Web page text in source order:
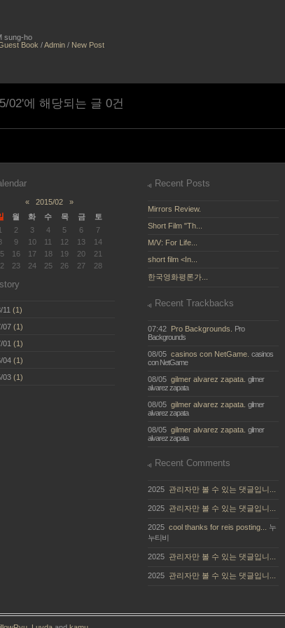
sung-ho
Book /Admin / New Post
02'에 해당되는 글 0건
« 2015/02 »
월 화 수 목 금
토
2 3 4 5 6
7
9 10 11 12 13
14
16 17 18 19 20
21
23 24 25 26 27 28
11 (1)
07 (1)
01 (1)
04 (1)
03 (1)
Recent Posts
Mirrors Review.
Short Film "Th...
M/V: For Life...
short film <In...
한국영화평론가...
Recent Trackbacks
07:42 Pro Backgrounds.
Pro
Backgrounds
08/05 casinos con NetGame. casinos
con NetGame
08/05 gilmer alvarez zapata. gilmer
alvarez zapata
08/05 gilmer alvarez zapata. gilmer
alvarez zapata
08/05 gilmer alvarez zapata. gilmer
alvarez zapata
Recent Comments
2025 관리자만 볼 수 있는 댓글입니...
2025 관리자만 볼 수 있는 댓글입니...
2025 cool thanks for reis posting...
누
누티비
2025 관리자만 볼 수 있는 댓글입니...
2025 관리자만 볼 수 있는 댓글입니...